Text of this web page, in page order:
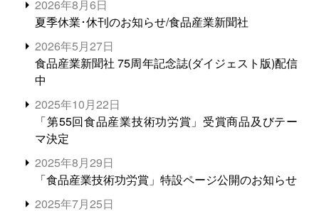
2026年8月6日
夏季休業･休刊のお知らせ/食品産業新聞社
2026年5月27日
食品産業新聞社 75周年記念誌(ダイジェスト版)配信
中
2025年10月22日
「第55回食品産業技術功労賞」受賞商品及びテー
マ決定
2025年8月29日
「食品産業技術功労賞」特設ページ公開のお知らせ
2025年7月25日